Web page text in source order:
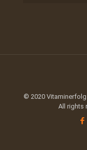
© 2020 Vitaminerfolg
All rights